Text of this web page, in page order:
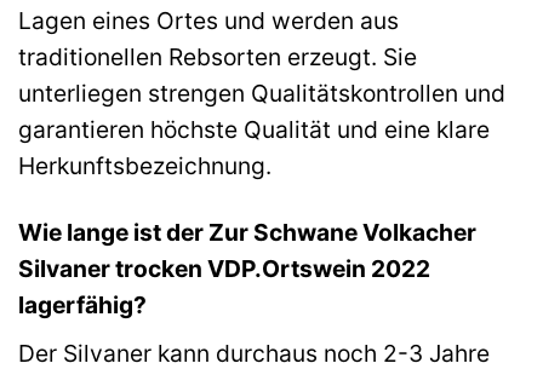
Lagen eines Ortes und werden aus
traditionellen Rebsorten erzeugt. Sie
unterliegen strengen Qualitätskontrollen und
garantieren höchste Qualität und eine klare
Herkunftsbezeichnung.
Wie lange ist der Zur Schwane Volkacher
Silvaner trocken VDP.Ortswein 2022
lagerfähig?
Der Silvaner kann durchaus noch 2-3 Jahre